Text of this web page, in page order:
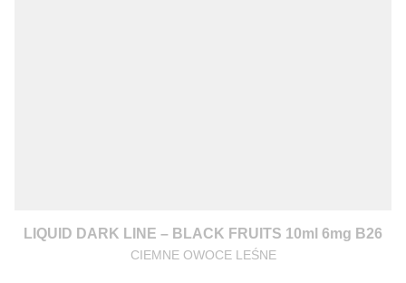
LIQUID DARK LINE – BLACK FRUITS 10ml 6mg B26
CIEMNE OWOCE LEŚNE